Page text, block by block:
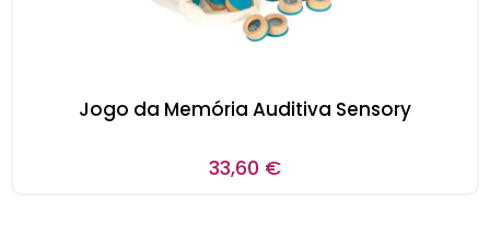
Jogo da Memória Auditiva Sensory
33,60 €